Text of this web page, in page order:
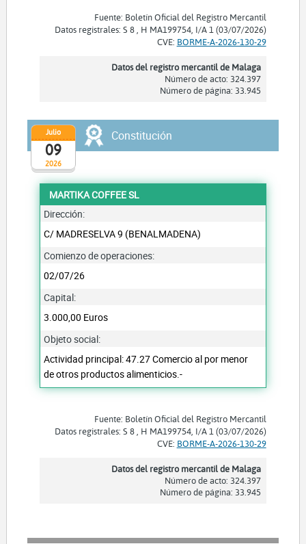
Fuente: Boletín Oficial del Registro Mercantil
Datos registrales: S 8 , H MA199754, I/A 1 (03/07/2026)
CVE: BORME-A-2026-130-29
Datos del registro mercantil de Malaga
Número de acto: 324.397
Número de página: 33.945
2026
Julio
09
Constitución
MARTIKA COFFEE SL
Dirección:
C/ MADRESELVA 9 (BENALMADENA)
Comienzo de operaciones:
02/07/26
Capital:
3.000,00 Euros
Objeto social:
Actividad principal: 47.27 Comercio al por menor
de otros productos alimenticios.-
Fuente: Boletín Oficial del Registro Mercantil
Datos registrales: S 8 , H MA199754, I/A 1 (03/07/2026)
CVE: BORME-A-2026-130-29
Datos del registro mercantil de Malaga
Número de acto: 324.397
Número de página: 33.945